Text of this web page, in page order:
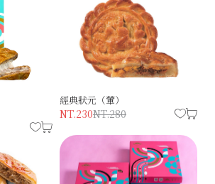
經典狀元（葷）
NT.230NT.280